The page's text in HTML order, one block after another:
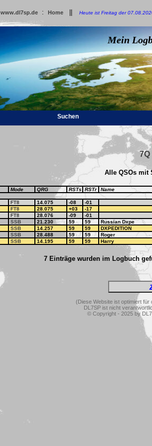
www.dl7sp.de : Home Heute ist Freitag der
Mein
Suchen
7Q
Alle QSOs mit
Mode QRG RSTs RSTr Name
FT8 14.075 -08 -01
FT8 28.075 +03 -17
FT8 28.076 -09 -01
SSB 21.230 59 59 Russian Dxpe
SSB 14.257 59 59 DXPEDITION
SSB 28.488 59 59 Roger
SSB 14.195 59 59 Harry
7 Einträge wurden im Logbuch
(Diese Website ist optimiert für
DL7SP ist nicht
© Copyright - 2025 by